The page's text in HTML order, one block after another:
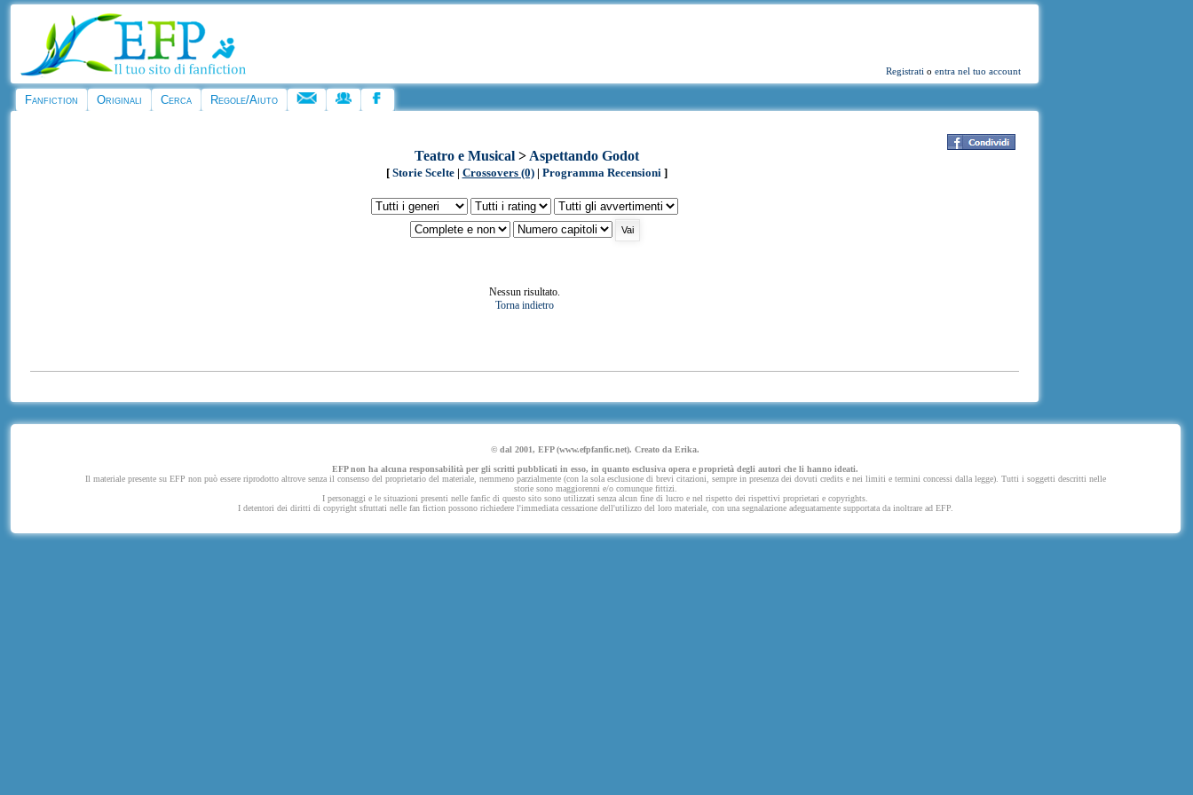
Registrati oentra nel tuo account
Fanfiction Originali Cerca Regole/Aiuto
Teatro e Musical> Aspettando Godot
[ Storie Scelte| Crossovers (0)| Programma Recensioni]
Nessun risultato.
Torna indietro
© dal 2001, EFP (www.efpfanfic.net). Creato da Erika.
EFP non ha alcuna responsabilità per gli scritti pubblicati in esso, in quanto esclusiva opera e proprietà degli autori che li hanno ideati.
Il materiale presente su EFP non può essere riprodotto altrove senza il consenso del proprietario del materiale, nemmeno parzialmente (con la sola esclusione di brevi citazioni, sempre in presenza dei dovuti credits e nei limiti e termini concessi dalla legge). Tutti i soggetti descritti nelle
storie sono maggiorenni e/o comunque fittizi.
I personaggi e le situazioni presenti nelle fanfic di questo sito sono utilizzati senza alcun fine di lucro e nel rispetto dei rispettivi proprietari e copyrights.
I detentori dei diritti di copyright sfruttati nelle fan fiction possono richiedere l'immediata cessazione dell'utilizzo del loro materiale, con una segnalazione adeguatamente supportata da inoltrare ad EFP.